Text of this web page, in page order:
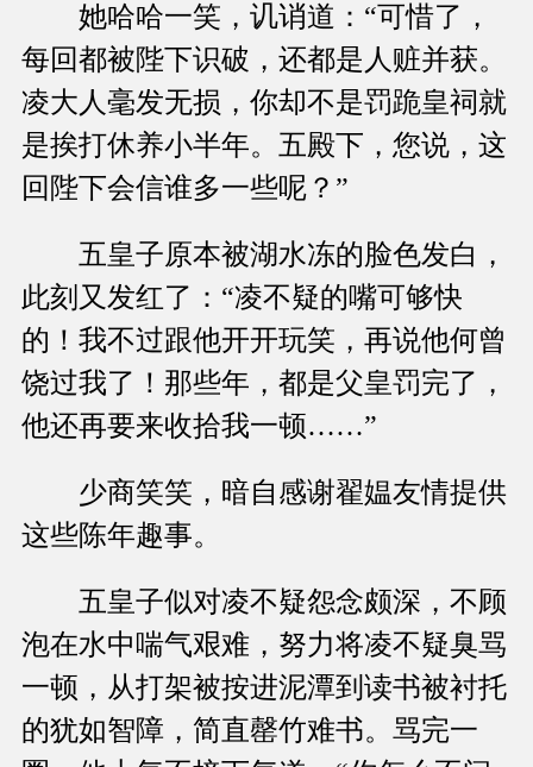
她哈哈一笑，讥诮道：“可惜了，
每回都被陛下识破，还都是人赃并获。
凌大人毫发无损，你却不是罚跪皇祠就
是挨打休养小半年。五殿下，您说，这
回陛下会信谁多一些呢？”
五皇子原本被湖水冻的脸色发白，
此刻又发红了：“凌不疑的嘴可够快
的！我不过跟他开开玩笑，再说他何曾
饶过我了！那些年，都是父皇罚完了，
他还再要来收拾我一顿……”
少商笑笑，暗自感谢翟媪友情提供
这些陈年趣事。
五皇子似对凌不疑怨念颇深，不顾
泡在水中喘气艰难，努力将凌不疑臭骂
一顿，从打架被按进泥潭到读书被衬托
的犹如智障，简直罄竹难书。骂完一